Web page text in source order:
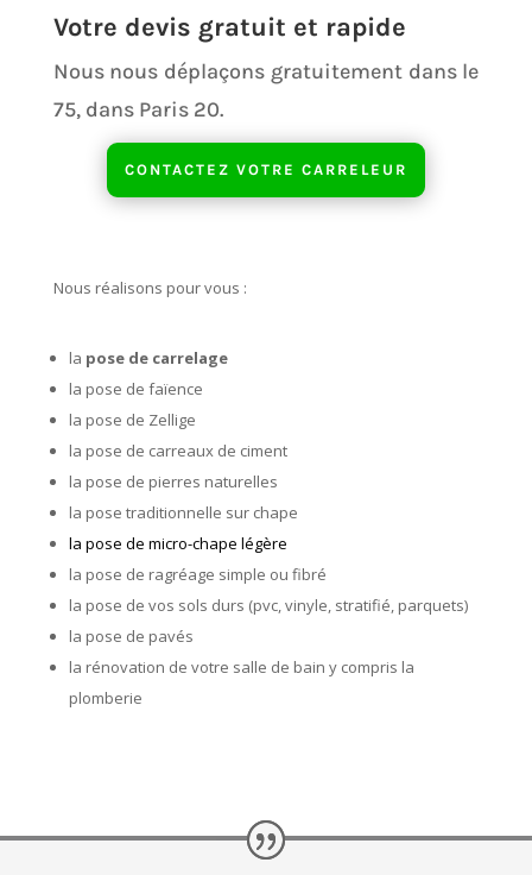
Votre devis gratuit et rapide
Nous nous déplaçons gratuitement dans le
75, dans Paris 20.
CONTACTEZ VOTRE CARRELEUR
Nous réalisons pour vous :
la pose de carrelage
la pose de faïence
la pose de Zellige
la pose de carreaux de ciment
la pose de pierres naturelles
la pose traditionnelle sur chape
la pose de micro-chape légère
la pose de ragréage simple ou fibré
la pose de vos sols durs (pvc, vinyle, stratifié, parquets)
la pose de pavés
la rénovation de votre salle de bain y compris la
plomberie